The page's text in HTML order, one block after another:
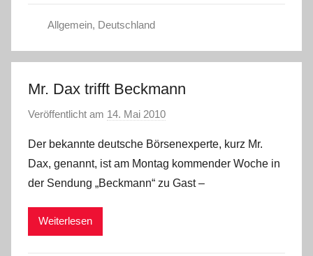
Allgemein, Deutschland
Mr. Dax trifft Beckmann
Veröffentlicht am 14. Mai 2010
n
C
h
Der bekannte deutsche Börsenexperte, kurz Mr.
Dax, genannt, ist am Montag kommender Woche in
der Sendung „Beckmann“ zu Gast –
Weiterlesen